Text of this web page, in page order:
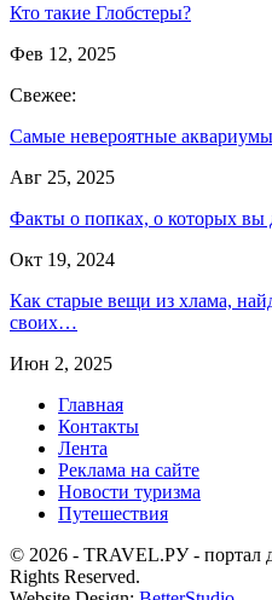
Кто такие Глобстеры?
Фев 12, 2025
Свежее:
Самые невероятные
Авг 25, 2025
Факты о попках, о которых вы
Окт 19, 2024
Как старые вещи из хлама,
своих…
Июн 2, 2025
Главная
Контакты
Лента
Реклама на сайте
Новости туризма
Путешествия
© 2026 - TRAVEL.РУ - портал
Rights Reserved.